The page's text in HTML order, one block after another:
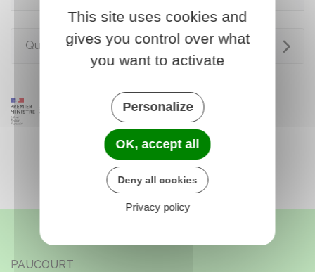
Questions ? Réponses !
PAUCOURT
This site uses cookies and
gives you control over what
you want to activate
Personalize
OK, accept all
Deny all cookies
Privacy policy